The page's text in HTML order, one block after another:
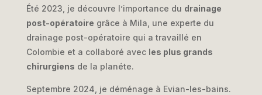
Été 2023, je découvre l’importance du drainage
post-opératoire grâce à Mila, une experte du
drainage post-opératoire qui a travaillé en
Colombie et a collaboré avec les plus grands
chirurgiens de la planéte.
Septembre 2024, je déménage à Evian-les-bains.